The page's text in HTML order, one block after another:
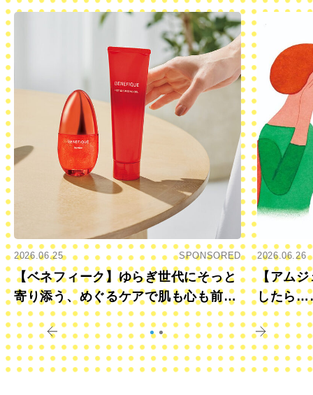
2026.06.25 SPONSORED
【ベネフィーク】ゆらぎ世代にそっと
寄り添う、めぐるケアで肌も心も前向
きに
2026.06.26
【アムジ
したら
すか？